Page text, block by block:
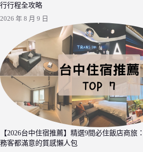
行行程全攻略
2026 年 8 月 9 日
【2026台中住宿推薦】精選9間必住飯店商旅
務客都滿意的質感懶人包